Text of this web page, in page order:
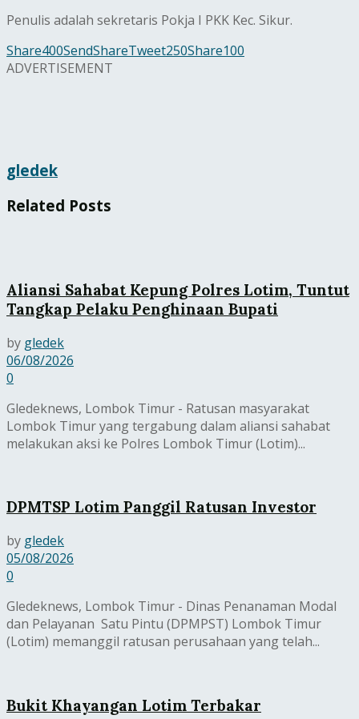
Penulis adalah sekretaris Pokja I PKK Kec. Sikur.
Share400SendShareTweet250Share100
ADVERTISEMENT
gledek
Related Posts
Aliansi Sahabat Kepung Polres Lotim, Tuntut
Tangkap Pelaku Penghinaan Bupati
by gledek
06/08/2026
0
Gledeknews, Lombok Timur - Ratusan masyarakat
Lombok Timur yang tergabung dalam aliansi sahabat
melakukan aksi ke Polres Lombok Timur (Lotim)...
DPMTSP Lotim Panggil Ratusan Investor
by gledek
05/08/2026
0
Gledeknews, Lombok Timur - Dinas Penanaman Modal
dan Pelayanan Satu Pintu (DPMPST) Lombok Timur
(Lotim) memanggil ratusan perusahaan yang telah...
Bukit Khayangan Lotim Terbakar